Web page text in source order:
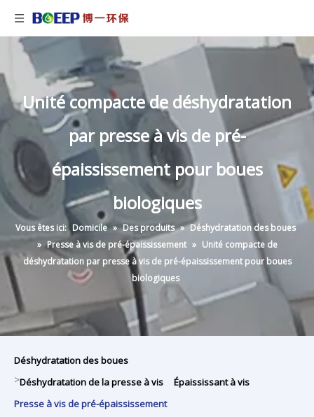
Unité compacte de déshydratation
par presse à vis de pré-
épaississement pour boues
biologiques
Vous êtes ici: Domicile » Des produits » Déshydratation des boues
» Presse à vis de pré-épaississement » Unité compacte de
déshydratation par presse à vis de pré-épaississement pour boues
biologiques
Déshydratation des boues
>Déshydratation de la presse à vis
Épaississant à vis
Presse à vis de pré-épaississement